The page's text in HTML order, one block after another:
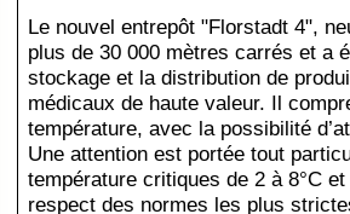
Le nouvel entrepôt "Florstadt 4",
plus de 30 000 mètres carrés et a
stockage et la distribution de
médicaux de haute valeur. Il
température, avec la possibilité
Une attention est portée tout
température critiques de 2 à 8°C
respect des normes les plus